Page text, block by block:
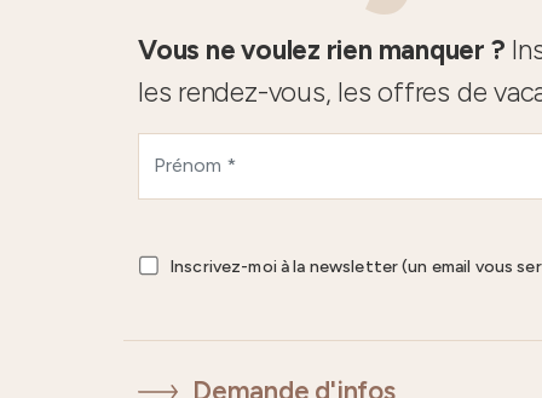
Vous ne voulez rien manquer ?
les rendez-vous, les offres de
Inscrivez-moi à la newsletter (un email vous
Demande d'infos